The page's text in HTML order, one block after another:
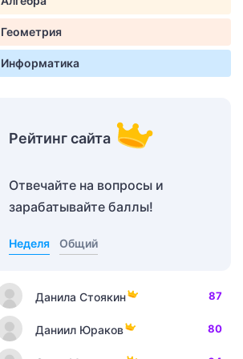
Геометрия
Информатика
Рейтинг сайта
Отвечайте на вопросы и
зарабатывайте баллы!
Неделя Общий
Данила Стоякин 87
Даниил Юраков 80